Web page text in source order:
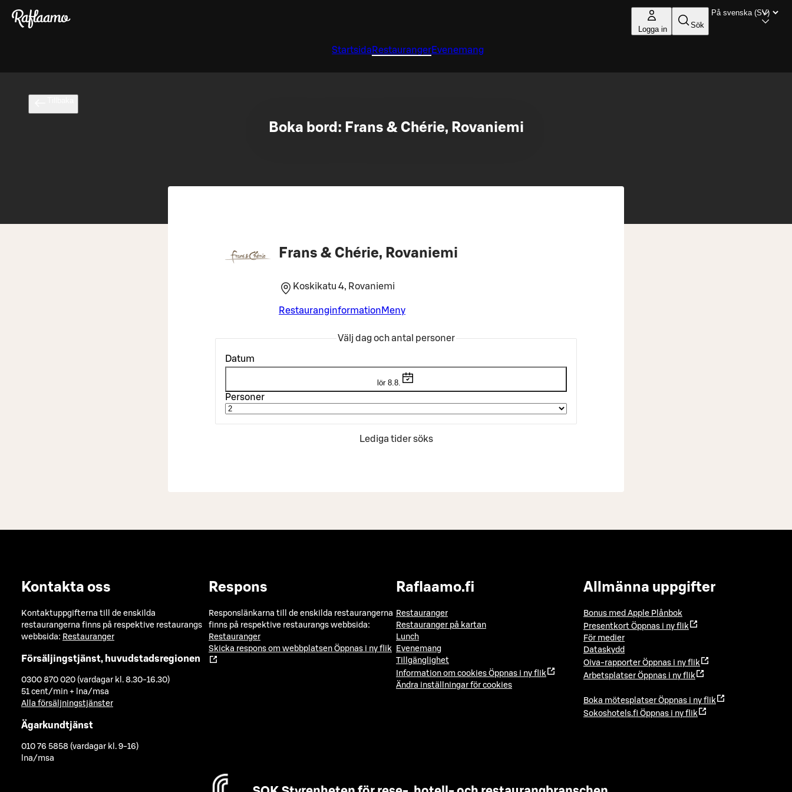
Gå till huvudinnehållet
Logga in Sök
Startsida RestaurangerEvenemang
Boka bord: Frans & Chérie, Rovaniemi
Frans & Chérie, Rovaniemi
Koskikatu 4, Rovaniemi
Restauranginformation Meny
Välj dag och antal personer
Datum
lör 8.8.
Personer
Lediga tider söks
Kontakta oss
Kontaktuppgifterna till de enskilda
restaurangerna finns på respektive restaurangs
webbsida: Restauranger
Försäljingstjänst, huvudstadsregionen
0300 870 020 (vardagar kl. 8.30-16.30)
51 cent/min + lna/msa
Alla försäljningstjänster
Ägarkundtjänst
010 76 5858 (vardagar kl. 9-16)
lna/msa
Respons
Responslänkarna till de enskilda restaurangerna
finns på respektive restaurangs webbsida:
Restauranger
Skicka respons om webbplatsen Öppnas i ny flik
Raflaamo.fi
Restauranger
Restauranger på kartan
Lunch
Evenemang
Tillgänglighet
Information om cookies Öppnas i ny flik
Ändra inställningar för cookies
Allmänna uppgifter
Bonus med Apple Plånbok
Presentkort Öppnas i ny flik
För medier
Dataskydd
Oiva-rapporter Öppnas i ny flik
Arbetsplatser Öppnas i ny flik
Boka mötesplatser Öppnas i ny flik
Sokoshotels.fi Öppnas i ny flik